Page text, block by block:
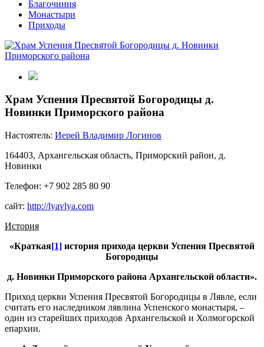
Благочиния
Монастыри
Приходы
Храм Успения Пресвятой Богородицы д.
Новинки Приморского района
Настоятель: Иерей Владимир Логинов
164403, Архангельская область, Приморский район, д.
Новинки
Телефон: +7 902 285 80 90
сайт: http://lyavlya.com
История
«Краткая[1] история прихода церкви Успения Пресвятой
Богородицы
д. Новинки Приморского района Архангельской области».
Приход церкви Успения Пресвятой Богородицы в Лявле, если
считать его наследником лявлина Успенского монастыря, –
один из старейших приходов Архангельской и Холмогорской
епархии.